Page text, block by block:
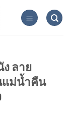
ลาย
ม่น้ำคืน